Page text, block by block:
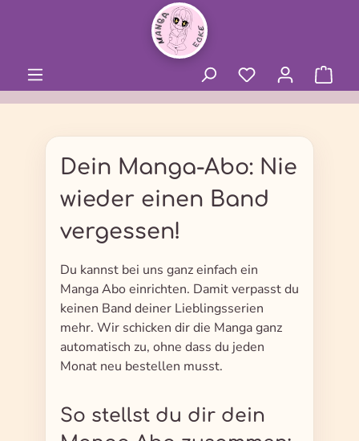
Dein Manga-Abo: Nie
wieder einen Band
vergessen!
Du kannst bei uns ganz einfach ein
Manga Abo einrichten. Damit verpasst du
keinen Band deiner Lieblingsserien
mehr. Wir schicken dir die Manga ganz
automatisch zu, ohne dass du jeden
Monat neu bestellen musst.
So stellst du dir dein